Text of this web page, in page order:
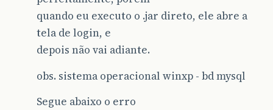
quando eu executo o .jar direto, ele abre a
tela de login, e
depois não vai adiante.
obs. sistema operacional winxp - bd mysql
Segue abaixo o erro